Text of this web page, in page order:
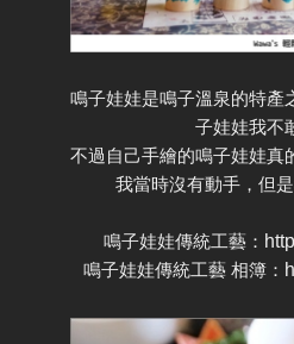
鳴子娃娃是鳴子溫泉的特產
子娃娃我不
不過自己手繪的鳴子娃娃真
我當時沒有動手，但
鳴子娃娃傳統工藝：
鳴子娃娃傳統工藝 相簿：